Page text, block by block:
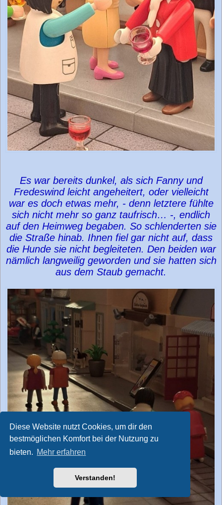
Diese Website nutzt Cookies, um dir den
bestmöglichen Komfort bei der Nutzung zu
bieten. Mehr erfahren
Verstanden!
Es war bereits dunkel, als sich Fanny und
Fredeswind leicht angeheitert, oder vielleicht
war es doch etwas mehr, - denn letztere fühlte
sich nicht mehr so ganz taufrisch… -, endlich
auf den Heimweg begaben. So schlenderten sie
die Straße hinab. Ihnen fiel gar nicht auf, dass
die Hunde sie nicht begleiteten. Den beiden war
nämlich langweilig geworden und sie hatten sich
aus dem Staub gemacht.